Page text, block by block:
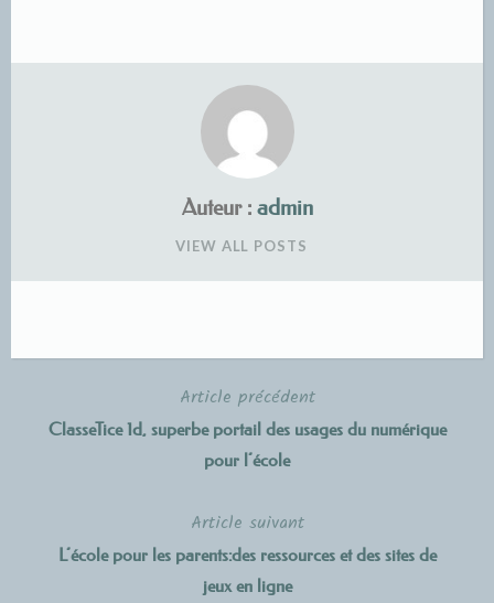
Auteur : admin
VIEW ALL POSTS
Article précédent
ClasseTice 1d, superbe portail des usages du numérique
pour l’école
Article suivant
L’école pour les parents:des ressources et des sites de
jeux en ligne